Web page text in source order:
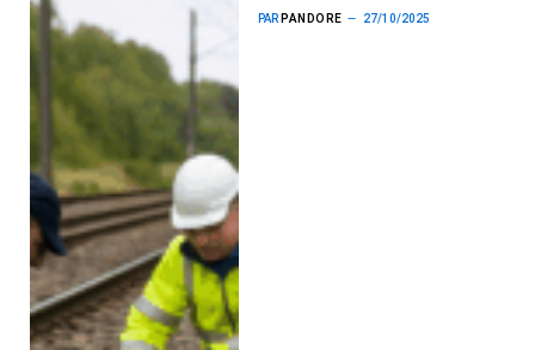
PAR PANDORE 27/10/2025